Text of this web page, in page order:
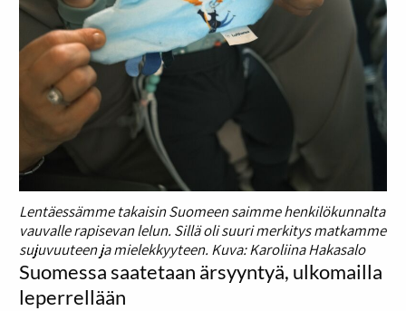
Lentäessämme takaisin Suomeen saimme henkilökunnalta
vauvalle rapisevan lelun. Sillä oli suuri merkitys matkamme
sujuvuuteen ja mielekkyyteen. Kuva: Karoliina Hakasalo
Suomessa saatetaan ärsyyntyä, ulkomailla
leperrellään